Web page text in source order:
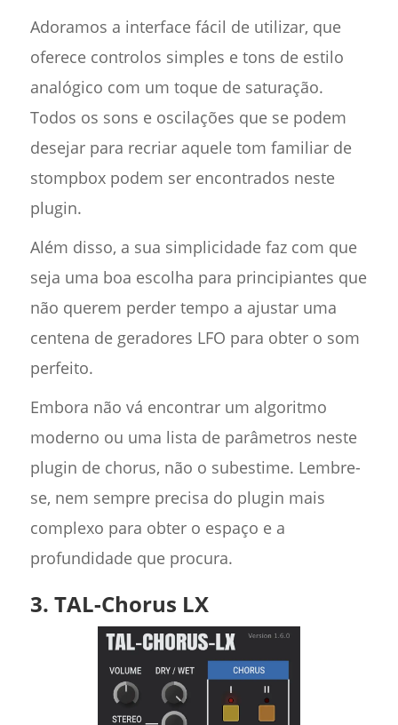
Adoramos a interface fácil de utilizar, que
oferece controlos simples e tons de estilo
analógico com um toque de saturação.
Todos os sons e oscilações que se podem
desejar para recriar aquele tom familiar de
stompbox podem ser encontrados neste
plugin.
Além disso, a sua simplicidade faz com que
seja uma boa escolha para principiantes que
não querem perder tempo a ajustar uma
centena de geradores LFO para obter o som
perfeito.
Embora não vá encontrar um algoritmo
moderno ou uma lista de parâmetros neste
plugin de chorus, não o subestime. Lembre-
se, nem sempre precisa do plugin mais
complexo para obter o espaço e a
profundidade que procura.
3. TAL-Chorus LX